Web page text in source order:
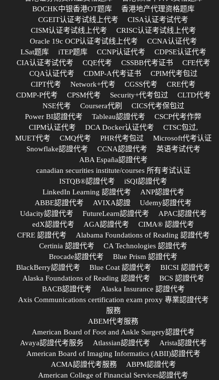
BOCHK中银香港OT题库
香港地产代理资格题库
CGEIT认证考试线上代考
CISA认证考试代考
CISM认证考试线上代考
CRISC认证考试线上代考
Oracle 19c OCP认证考试线上代考
CCNA认证代考
LSat题库
iTEP题库 CCNP认证代考
CDPSE认证代考
CIA认证考试代考
CQE代考 CSSBB代考证书
CFE代考
CQA认证代考
CDMP-A代考证书
CPIM代考包过
CIPT代考
Network+代考 CGSS代考
CRE代考
CDMP-P代考
CPSM代考 Security+代考包过
CLTD代考
NSE代考
Coursera代刷
CICS代考保包过
Power BI認證代考
Tableau認證代考
CSCP代考作弊
CIPM认证代考
DCA Docker认证代考
CTSC包过,
MUET代考
CMQ代考 PHR代考包过
Microsoft代考认证
Snowflake認證代考
CCNA認證代考
英语考试代考
ABA España認證代考
canadian securities institute/courses 所有考试认证
ISTQB®認證代考
iSQI認證代考
LinkedIn Learning 認證代考
ANP認證代考
ABBE認證代考
AVIXA認證
Udemy認證代考
Udacity認證代考
FutureLearn認證代考
APAC認證代考
edX認證代考
AGA認證代考
CIMA® 認證代考
CFRE 認證代考
Alabama Foundations of Reading 認證代考
Certinia 認證代考
CA Technologies 認證代考
Brocade認證代考
Blue Prism 認證代考
BlackBerry認證代考
Blue Coat 認證代考
BICSI 認證代考
Alaska Foundations of Reading 認證代考
BCS 認證代考
BACB認證代考
Alaska Insurance 認證代考
Axis Communications certification exam proxy 專業認證代考
服務
ABEM代考服務
American Board of Foot and Ankle Surgery認證代考
Avaya認證代考服务
Atlassian認證代考
Arista認證代考
American Board of Imaging Informatics (ABII)認證代考
ACMA認證代考服務
ABPM認證代考
American College of Financial Services認證代考